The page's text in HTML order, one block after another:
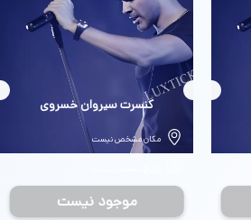
بلیط
کنسرت سیروان خسروی
مکان مشخص نیست
موجود نیست